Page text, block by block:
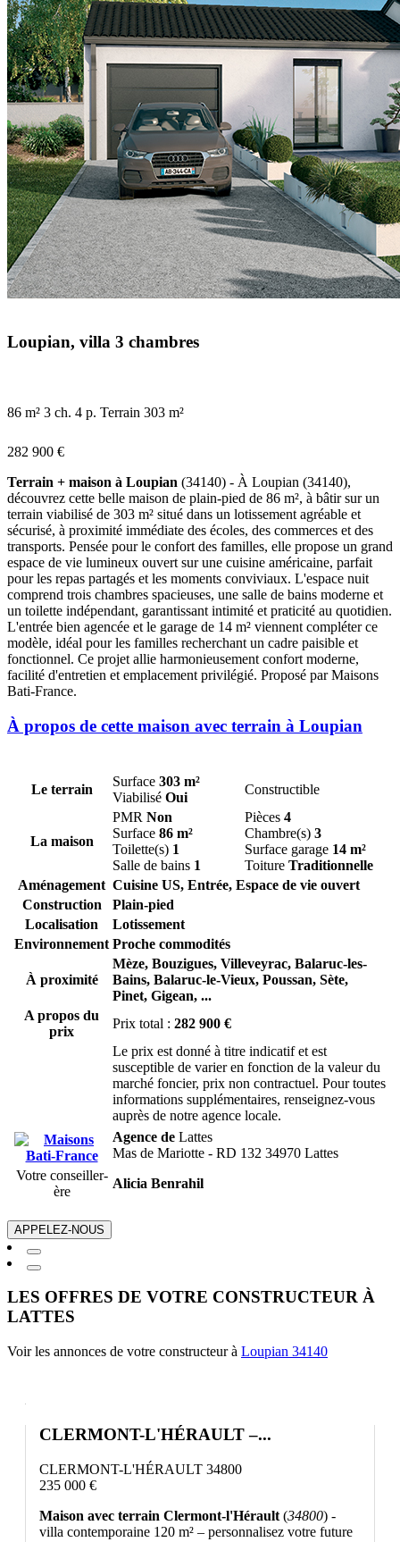
Loupian, villa 3 chambres
86 m² 3 ch. 4 p. Terrain 303 m²
282 900 €
Terrain + maison à Loupian (34140) - À Loupian (34140),
découvrez cette belle maison de plain-pied de 86 m², à bâtir sur un
terrain viabilisé de 303 m² situé dans un lotissement agréable et
sécurisé, à proximité immédiate des écoles, des commerces et des
transports. Pensée pour le confort des familles, elle propose un grand
espace de vie lumineux ouvert sur une cuisine américaine, parfait
pour les repas partagés et les moments conviviaux. L'espace nuit
comprend trois chambres spacieuses, une salle de bains moderne et
un toilette indépendant, garantissant intimité et praticité au quotidien.
L'entrée bien agencée et le garage de 14 m² viennent compléter ce
modèle, idéal pour les familles recherchant un cadre paisible et
fonctionnel. Ce projet allie harmonieusement confort moderne,
facilité d'entretien et emplacement privilégié. Proposé par Maisons
Bati-France.
À propos de cette maison avec terrain à Loupian
Le terrain
Surface 303 m²
Viabilisé Oui
Constructible
La maison
PMR Non
Surface 86 m²
Toilette(s) 1
Salle de bains 1
Pièces 4
Chambre(s) 3
Surface garage 14 m²
Toiture Traditionnelle
Aménagement Cuisine US, Entrée, Espace de vie ouvert
Construction
Plain-pied
Localisation
Lotissement
Environnement Proche commodités
À proximité
Mèze, Bouzigues, Villeveyrac, Balaruc-les-
Bains, Balaruc-le-Vieux, Poussan, Sète,
Pinet, Gigean, ...
A propos du
prix
Prix total : 282 900 €
Le prix est donné à titre indicatif et est
susceptible de varier en fonction de la valeur du
marché foncier, prix non contractuel. Pour toutes
informations supplémentaires, renseignez-vous
auprès de notre agence locale.
Agence de Lattes
Mas de Mariotte - RD 132 34970 Lattes
Votre conseiller-
ère
Alicia Benrahil
APPELEZ-NOUS
LES OFFRES DE VOTRE CONSTRUCTEUR À
LATTES
Voir les annonces de votre constructeur à Loupian 34140
CLERMONT-L'HÉRAULT –...
CLERMONT-L'HÉRAULT 34800
235 000 €
Maison avec terrain Clermont-l'Hérault (34800) -
villa contemporaine 120 m² – personnalisez votre future